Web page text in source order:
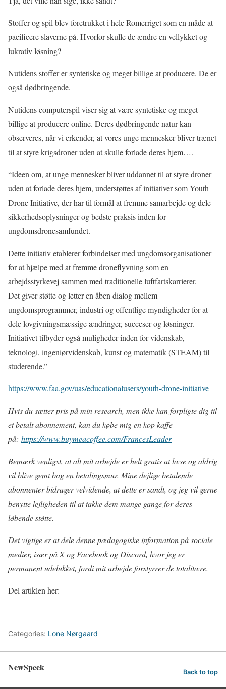
Stoffer og spil blev foretrukket i hele Romerriget som en måde at
pacificere slaverne på. Hvorfor skulle de ændre en vellykket og
lukrativ løsning?
Nutidens stoffer er syntetiske og meget billige at producere. De er
også dødbringende.
Nutidens computerspil viser sig at være syntetiske og meget
billige at producere online. Deres dødbringende natur kan
observeres, når vi erkender, at vores unge mennesker bliver trænet
til at styre krigsdroner uden at skulle forlade deres hjem….
“Ideen om, at unge mennesker bliver uddannet til at styre droner
uden at forlade deres hjem, understøttes af initiativer som Youth
Drone Initiative, der har til formål at fremme samarbejde og dele
sikkerhedsoplysninger og bedste praksis inden for
ungdomsdronesamfundet.
Dette initiativ etablerer forbindelser med ungdomsorganisationer
for at hjælpe med at fremme droneflyvning som en
arbejdsstyrkevej sammen med traditionelle luftfartskarrierer.
Det giver støtte og letter en åben dialog mellem
ungdomsprogrammer, industri og offentlige myndigheder for at
dele lovgivningsmæssige ændringer, succeser og løsninger.
Initiativet tilbyder også muligheder inden for videnskab,
teknologi, ingeniørvidenskab, kunst og matematik (STEAM) til
studerende.”
https://www.faa.gov/uas/educationalusers/youth-drone-initiative
Hvis du sætter pris på min research, men ikke kan forpligte dig til
et betalt abonnement, kan du købe mig en kop kaffe
på: https://www.buymeacoffee.com/FrancesLeader
Bemærk venligst, at alt mit arbejde er helt gratis at læse og aldrig
vil blive gemt bag en betalingsmur. Mine dejlige betalende
abonnenter bidrager velvidende, at dette er sandt, og jeg vil gerne
benytte lejligheden til at takke dem mange gange for deres
løbende støtte.
Det vigtige er at dele denne pædagogiske information på sociale
medier, især på X og Facebook og Discord, hvor jeg er
permanent udelukket, fordi mit arbejde forstyrrer de totalitære.
Del artiklen her:
Categories: Lone Nørgaard
NewSpeek Back to top